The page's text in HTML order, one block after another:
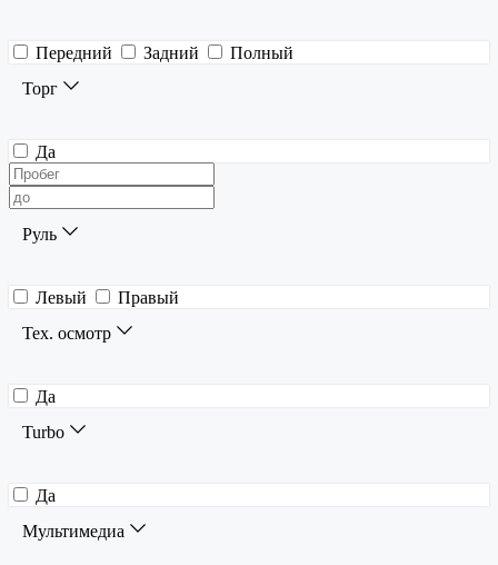
Передний Задний
Полный
Торг
Да
Руль
Левый
Правый
Тех. осмотр
Да
Turbo
Да
Мультимедиа